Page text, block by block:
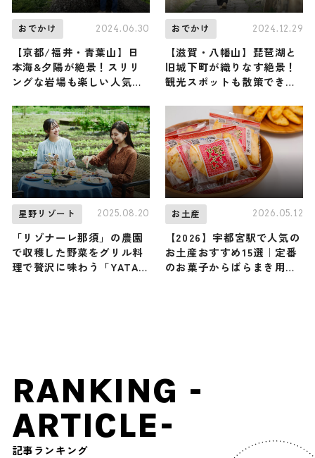
おでかけ 2024.06.30
【京都/福井・青葉山】日
本海&夕陽が絶景！スリリ
ングな岩場も楽しい人気の
頂！（登山で頂きメシ！コ
ラボ企画）
おでかけ 2024.12.29
【滋賀・八幡山】琵琶湖と
旧城下町が織りなす絶景！
観光スポットも散策できる
代表の狩野舞子さんが登頂
（登山で頂きメシ！コラボ
企画）
星野リゾート 2025.08.20
「リゾナーレ那須」の農園
で収穫した野菜をグリル料
理で贅沢に味わう「YATAI
お土産 2026.05.12
【2026】宇都宮駅で人気の
お土産おすすめ15選｜定番
のお菓子からばらまき用ま
RANKING -
ARTICLE-
記事ランキング